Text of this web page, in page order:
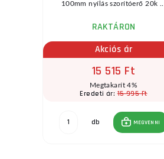
100mm nyílás szorítóerő 20k ...
RAKTÁRON
Akciós ár
15 515 Ft
Megtakarít 4%
Eredeti ár:15 995 Ft
db MEGVENNI